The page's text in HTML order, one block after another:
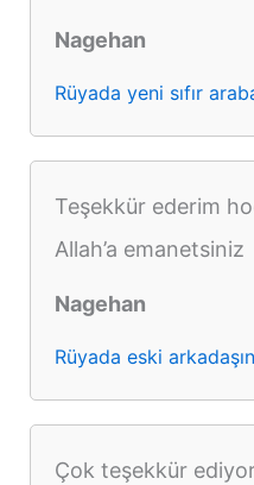
Nagehan
Rüyada yeni sıfır
Teşekkür ederim
Allah’a emanetsiniz
Nagehan
Rüyada eski
Çok teşekkür